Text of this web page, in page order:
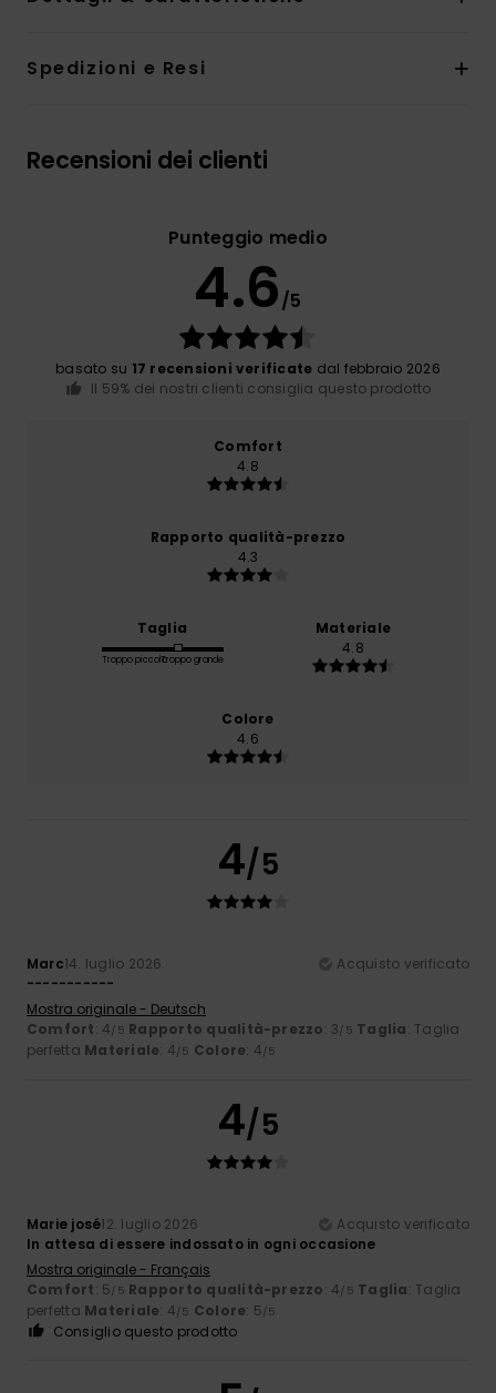
Spedizioni e Resi
Recensioni dei clienti
Punteggio medio
4.6/5
basato su 17 recensioni verificate dal febbraio 2026
Il 59% dei nostri clienti consiglia questo prodotto
Comfort
4.8
Rapporto qualità-prezzo
4.3
Taglia
Troppo piccoloTroppo grande
Materiale
4.8
Colore
4.6
4/5
Marc14. luglio 2026
Acquisto verificato
-----------
Mostra originale - Deutsch
Comfort: 4/5 Rapporto qualità-prezzo: 3/5 Taglia: Taglia
perfetta Materiale: 4/5 Colore: 4/5
4/5
Marie josé12. luglio 2026
Acquisto verificato
In attesa di essere indossato in ogni occasione
Mostra originale - Français
Comfort: 5/5 Rapporto qualità-prezzo: 4/5 Taglia: Taglia
perfetta Materiale: 4/5 Colore: 5/5
Consiglio questo prodotto